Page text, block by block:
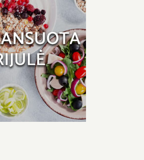
Naujienos
D.U.K
Sąlygos ir taisyklės
Kontaktai